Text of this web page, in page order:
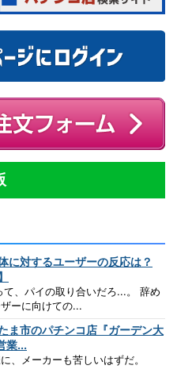
に対するユーザーの反応は？
て、パイの取り合いだろ...。 辞め
ーに向けての...
ま市のパチンコ店『ガーデン大
業...
、メーカーも苦しいはずだ。